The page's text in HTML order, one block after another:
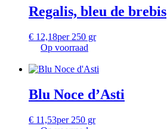
Regalis, bleu de brebis
€ 12,18per 250 gr
Op voorraad
Blu Noce d’Asti
€ 11,53per 250 gr